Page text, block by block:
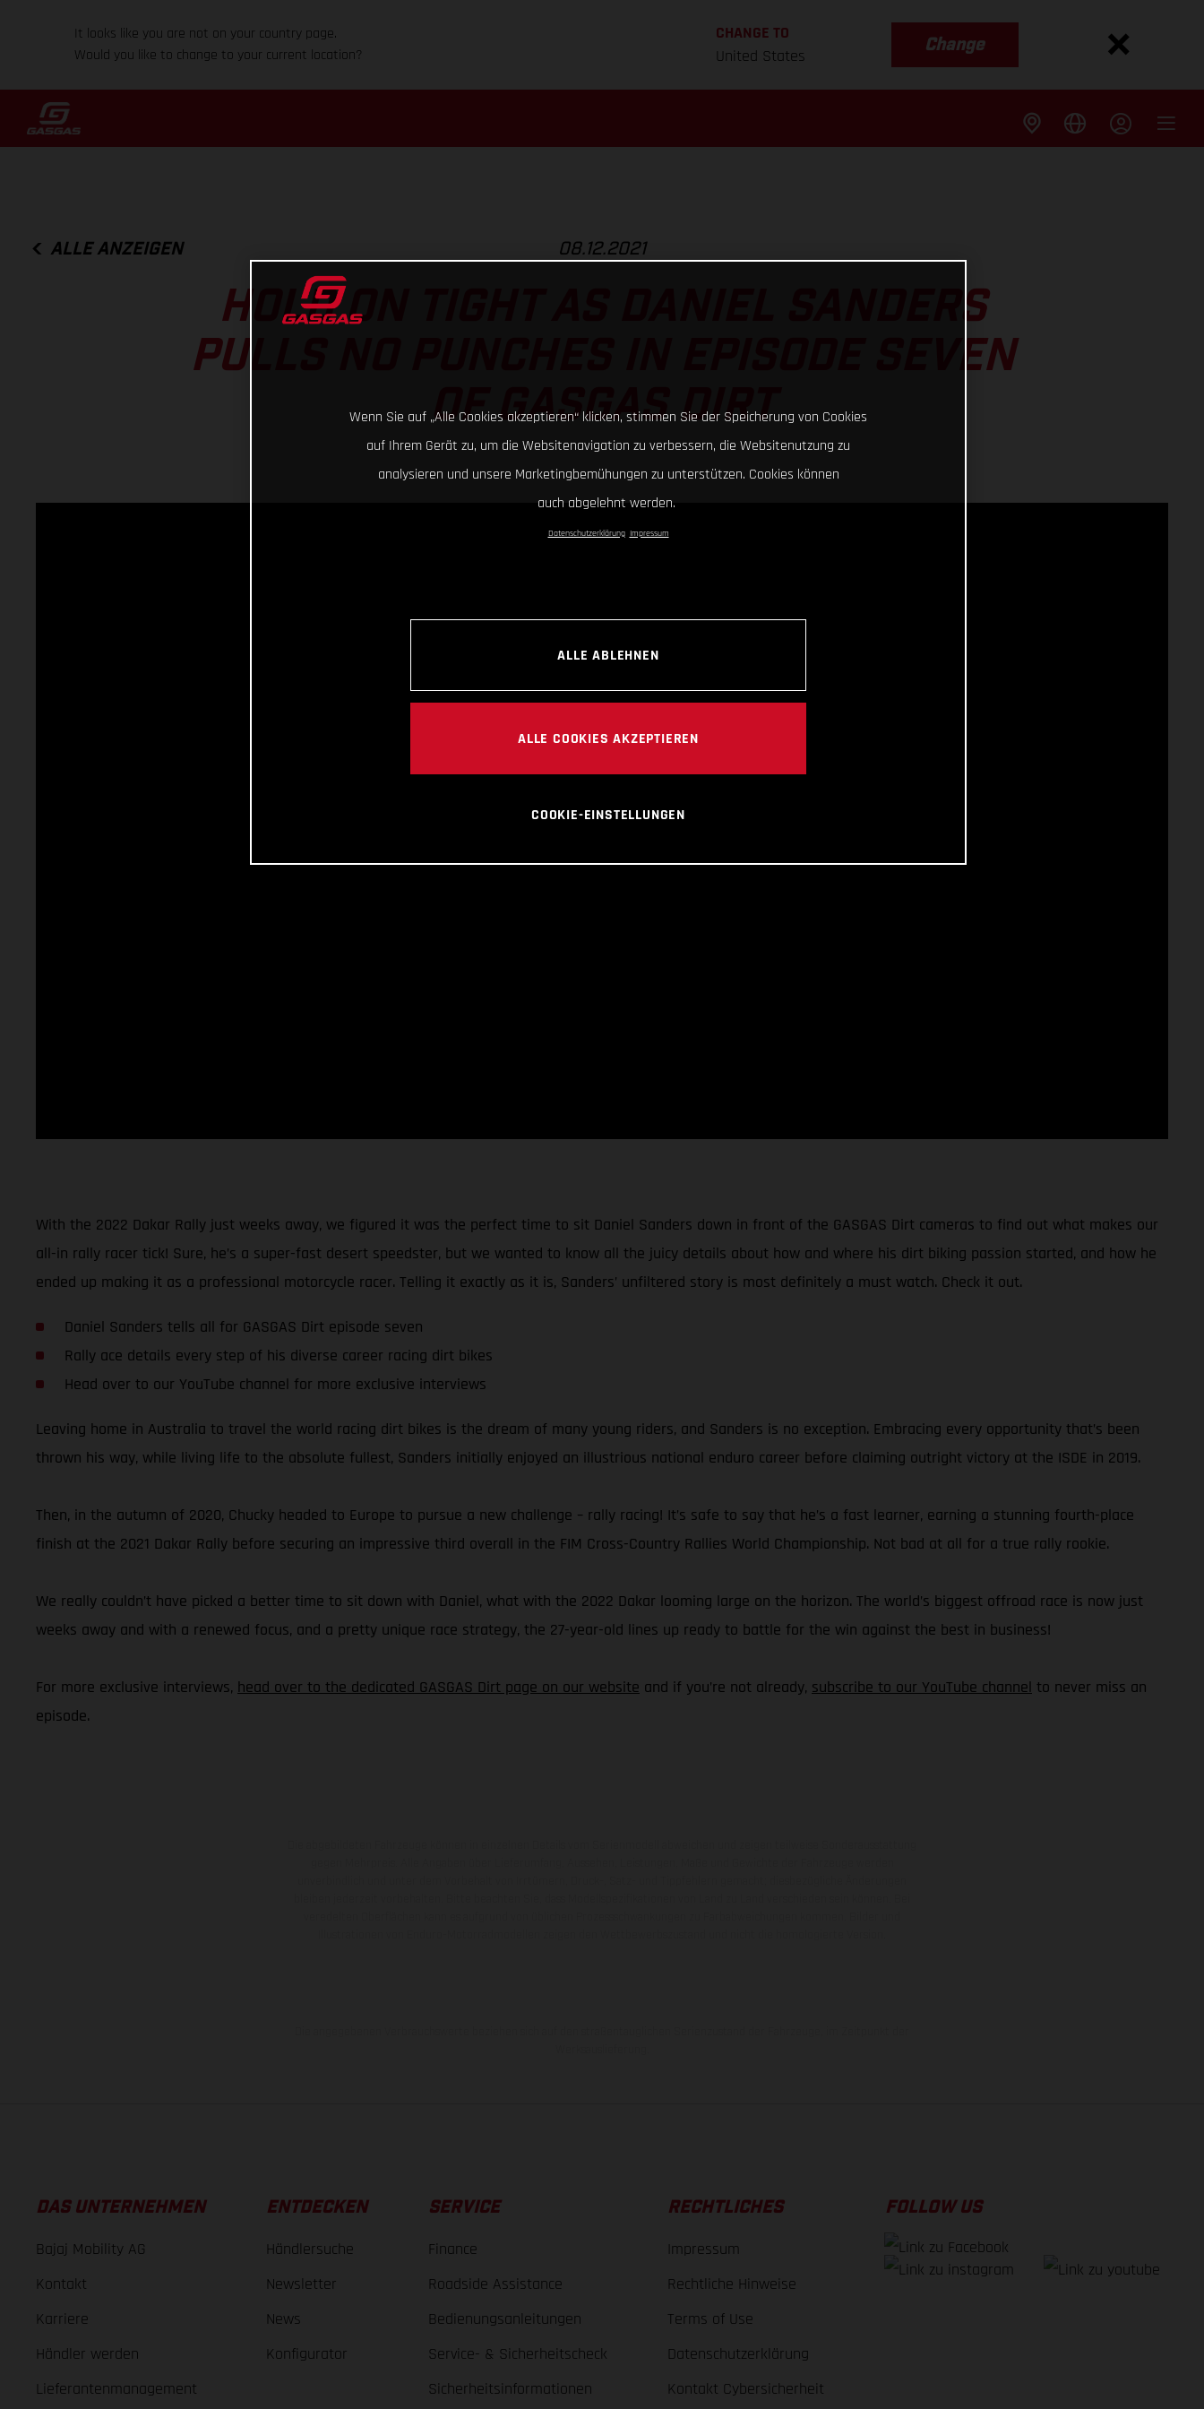
It looks like you are not on your country page.
Would you like to change to your current location?
CHANGE TO
United States
Change
ALLE ANZEIGEN 08.12.2021
HOLD ON TIGHT AS DANIEL SANDERS
PULLS NO PUNCHES IN EPISODE SEVEN
OF GASGAS DIRT
With the 2022 Dakar Rally just weeks away, we figured it was the perfect time to sit Daniel Sanders down in front of the GASGAS Dirt cameras to find out what makes our
all-in rally racer tick! Sure, he’s a super-fast desert speedster, but we wanted to know all the juicy details about how and where his dirt biking passion started, and how he
ended up making it as a professional motorcycle racer. Telling it exactly as it is, Sanders’ unfiltered story is most definitely a must watch. Check it out.
Daniel Sanders tells all for GASGAS Dirt episode seven
Rally ace details every step of his diverse career racing dirt bikes
Head over to our YouTube channel for more exclusive interviews
Leaving home in Australia to travel the world racing dirt bikes is the dream of many young riders, and Sanders is no exception. Embracing every opportunity that’s been
thrown his way, while living life to the absolute fullest, Sanders initially enjoyed an illustrious national enduro career before claiming outright victory at the ISDE in 2019.
Then, in the autumn of 2020, Chucky headed to Europe to pursue a new challenge – rally racing! It’s safe to say that he’s a fast learner, earning a stunning fourth-place
finish at the 2021 Dakar Rally before securing an impressive third overall in the FIM Cross-Country Rallies World Championship. Not bad at all for a true rally rookie.
We really couldn’t have picked a better time to sit down with Daniel, what with the 2022 Dakar looming large on the horizon. The world’s biggest offroad race is now just
weeks away and with a renewed focus, and a pretty unique race strategy, the 27-year-old lines up ready to battle for the win against the best in business!
For more exclusive interviews, head over to the dedicated GASGAS Dirt page on our website and if you’re not already, subscribe to our YouTube channel to never miss an
episode.
DAS UNTERNEHMEN
Bajaj Mobility AG
Kontakt
Karriere
Händler werden
Lieferantenmanagement
ENTDECKEN
Händlersuche
Newsletter
News
Konfigurator
SERVICE
Finance
Roadside Assistance
Bedienungsanleitungen
Service- & Sicherheitscheck
Sicherheitsinformationen
RECHTLICHES
Impressum
Rechtliche Hinweise
Terms of Use
Datenschutzerklärung
Kontakt Cybersicherheit
FOLLOW US
Wenn Sie auf „Alle Cookies akzeptieren“ klicken, stimmen Sie der Speicherung von Cookies
auf Ihrem Gerät zu, um die Websitenavigation zu verbessern, die Websitenutzung zu
analysieren und unsere Marketingbemühungen zu unterstützen. Cookies können
auch abgelehnt werden.
Datenschutzerklärung Impressum
ALLE ABLEHNEN
ALLE COOKIES AKZEPTIEREN
COOKIE-EINSTELLUNGEN